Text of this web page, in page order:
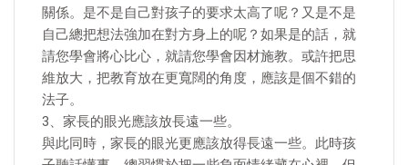
關係。是不是自己對孩子的要求太高了呢？又是不是
自己總把想法強加在對方身上的呢？如果是的話，就
請您學會將心比心，就請您學會因材施教。或許把思
維放大，把教育放在更寬闊的角度，應該是個不錯的
法子。
3、家長的眼光應該放長遠一些。
與此同時，家長的眼光更應該放得長遠一些。此時孩